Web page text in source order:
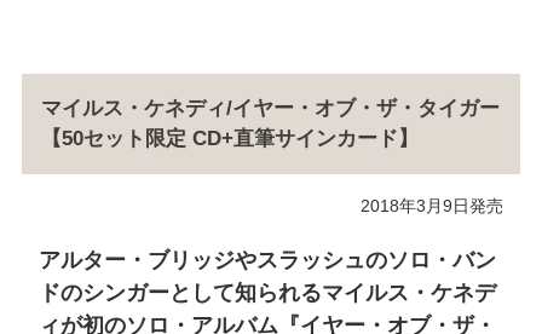
マイルス・ケネディ/イヤー・オブ・ザ・タイガー
【50セット限定 CD+直筆サインカード】
2018年3月9日発売
アルター・ブリッジやスラッシュのソロ・バン
ドのシンガーとして知られるマイルス・ケネデ
ィが初のソロ・アルバム『イヤー・オブ・ザ・